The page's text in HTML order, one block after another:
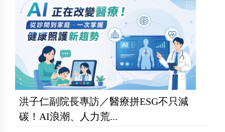
洪子仁副院長專訪／醫療拼ESG不只減
碳！AI浪潮、人力荒...